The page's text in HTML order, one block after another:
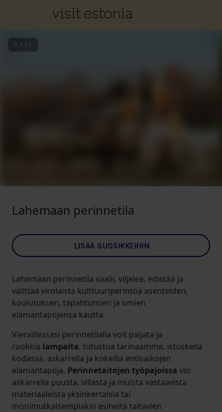
1 / 11
Lahemaan perinnetila
LISÄÄ SUOSIKKEIHIN
Lahemaan perinnetila vaalii, viljelee, edistää ja
välittää virolaista kulttuuriperintöä asenteiden,
koulutuksen, tapahtumien ja omien
elämäntapojensa kautta.
Vieraillessasi perinnetilalla voit paijata ja
ruokkia lampaita, tutustua tarinaamme, istuskella
kodassa, askarrella ja kokeilla entisaikojen
elämäntapoja. Perinnetaitojen työpajoissa voi
askarrella puusta, villasta ja muista vastaavista
materiaaleista yksinkertaisia tai
monimutkaisempiakin esineitä taitavien